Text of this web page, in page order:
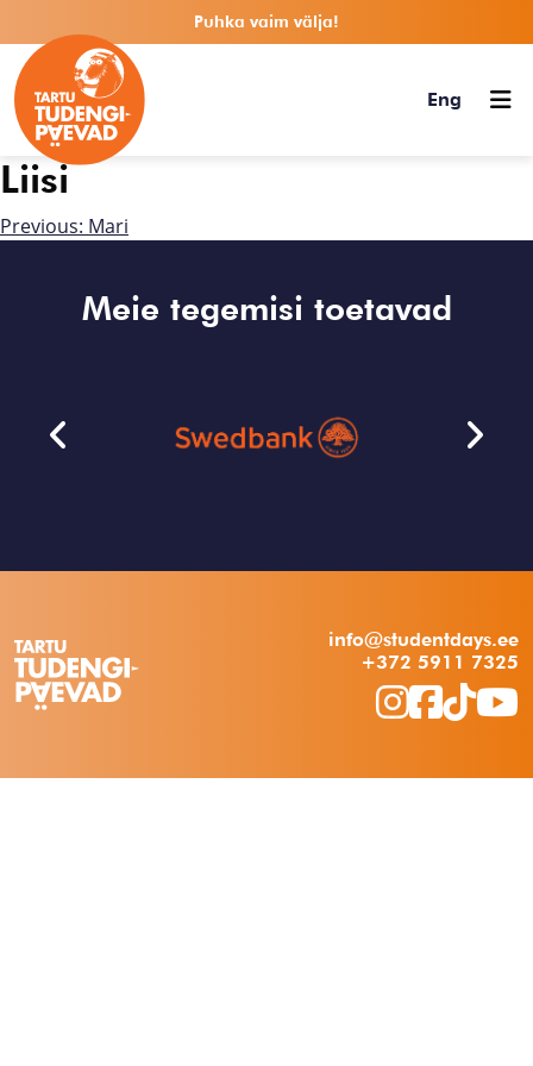
Puhka vaim välja!
Eng
Liisi
Previous: Mari
Meie tegemisi toetavad
info@studentdays.ee
+372 5911 7325